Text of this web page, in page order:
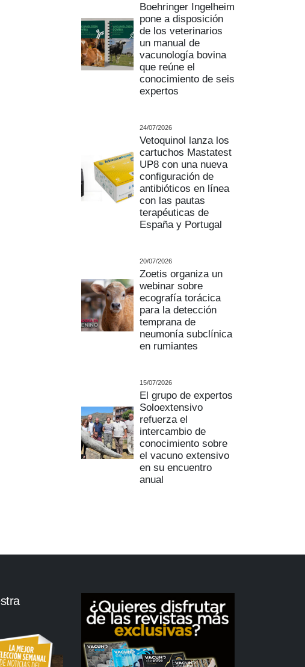
Boehringer Ingelheim
pone a disposición
de los veterinarios
un manual de
vacunología bovina
que reúne el
conocimiento de seis
expertos
24/07/2026
Vetoquinol lanza los
cartuchos Mastatest
UP8 con una nueva
configuración de
antibióticos en línea
con las pautas
terapéuticas de
España y Portugal
20/07/2026
Zoetis organiza un
webinar sobre
ecografía torácica
para la detección
temprana de
neumonía subclínica
en rumiantes
15/07/2026
El grupo de expertos
Soloextensivo
refuerza el
intercambio de
conocimiento sobre
el vacuno extensivo
en su encuentro
anual